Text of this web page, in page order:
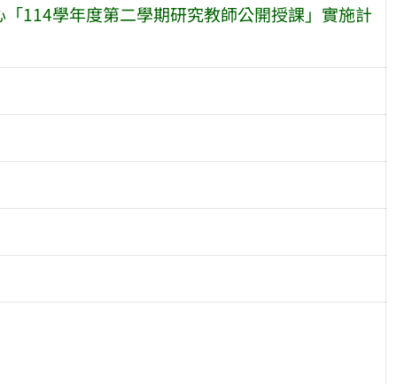
114學年度第二學期研究教師公開授課」實施計